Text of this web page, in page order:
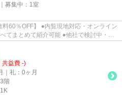
募集中： 1室
料60％OFF】 ●内覧現地対応・オンライン
てまとめて紹介可能 ●他社で検討中・申
共益費 -)
｜礼：0ヶ月
階